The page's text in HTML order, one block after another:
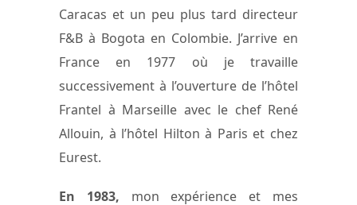
Caracas et un peu plus tard directeur
F&B à Bogota en Colombie. J’arrive en
France en 1977 où je travaille
successivement à l’ouverture de l’hôtel
Frantel à Marseille avec le chef René
Allouin, à l’hôtel Hilton à Paris et chez
Eurest.
En 1983, mon expérience et mes